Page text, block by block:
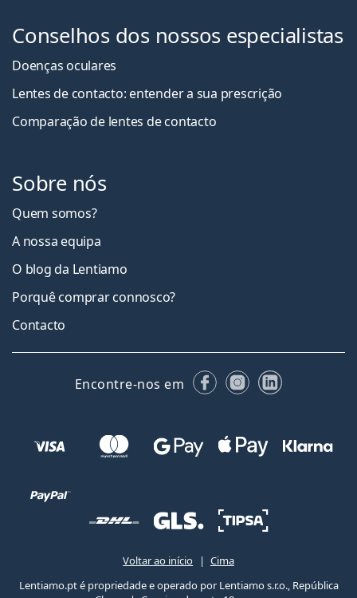
Conselhos dos nossos especialistas
Doenças oculares
Lentes de contacto: entender a sua prescrição
Comparação de lentes de contacto
Sobre nós
Quem somos?
A nossa equipa
O blog da Lentiamo
Porquê comprar connosco?
Contacto
Encontre-nos em FacebookInstagram
LinkedIn
Voltar ao início
Cima
Lentiamo.pt é propriedade e operado por Lentiamo s.r.o., República